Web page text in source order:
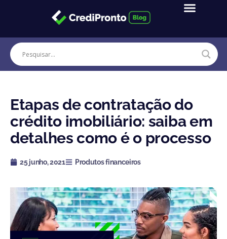
conteúdo
Etapas de contratação do
crédito imobiliário: saiba em
detalhes como é o processo
25 junho, 2021 Produtos financeiros